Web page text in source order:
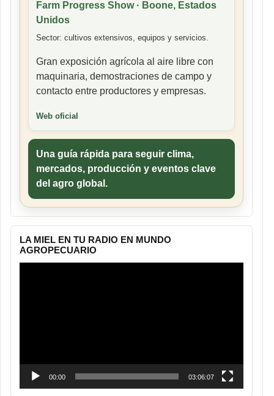
Farm Progress Show · Boone, Estados
Unidos
Sector: cultivos extensivos, equipos y servicios.
Gran exposición agrícola al aire libre con
maquinaria, demostraciones de campo y
contacto entre productores y empresas.
Web oficial
Una guía rápida para seguir clima,
mercados, producción y eventos clave
del agro global.
LA MIEL EN TU RADIO EN MUNDO
AGROPECUARIO
00:00 03:06:07